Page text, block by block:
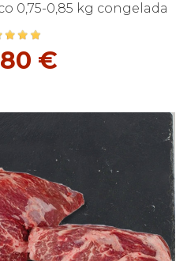
0,75-0,85 kg congelada
€